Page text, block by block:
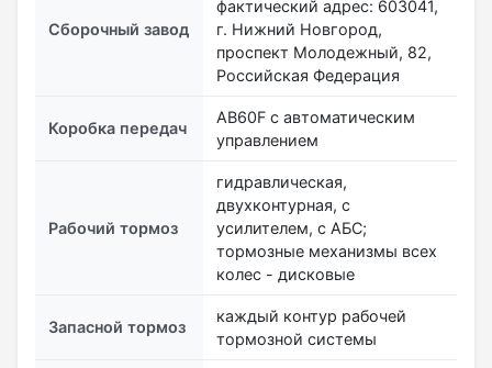
Сборочный завод
фактический адрес: 603041,
г. Нижний Новгород,
проспект Молодежный, 82,
Российская Федерация
Коробка передач
AB60F с автоматическим
управлением
Рабочий тормоз
гидравлическая,
двухконтурная, с
усилителем, с АБС;
тормозные механизмы всех
колес - дисковые
Запасной тормоз
каждый контур рабочей
тормозной системы